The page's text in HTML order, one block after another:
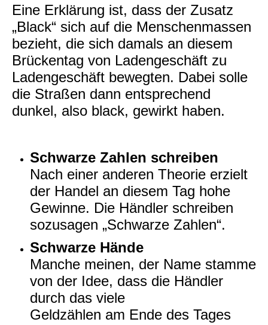
Eine Erklärung ist, dass der Zusatz
„Black“ sich auf die Menschenmassen
bezieht, die sich damals an diesem
Brückentag von Ladengeschäft zu
Ladengeschäft bewegten. Dabei solle
die Straßen dann entsprechend
dunkel, also black, gewirkt haben.
Schwarze Zahlen schreiben
Nach einer anderen Theorie erzielt
der Handel an diesem Tag hohe
Gewinne. Die Händler schreiben
sozusagen „Schwarze Zahlen“.
Schwarze Hände
Manche meinen, der Name stamme
von der Idee, dass die Händler
durch das viele
Geldzählen am Ende des Tages